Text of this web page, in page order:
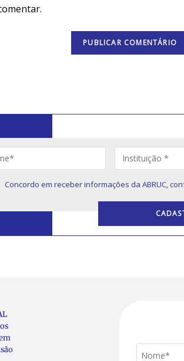
Concordo em receber informações da ABRUC,